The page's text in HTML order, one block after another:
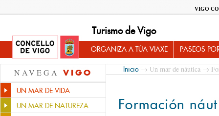
VIGO
Turismo de Vigo
ORGANIZA A TÚA VIAXE PASEOS
NAVEGA VIGO
UN MAR DE VIDA
UN MAR DE NATUREZA
Inicio → Un mar de náutica →
Formación